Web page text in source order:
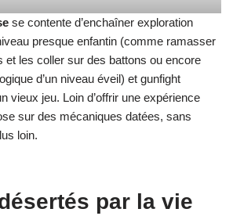
se contente d’enchaîner exploration
presque enfantin (comme ramasser
et les coller sur des battons ou encore
d’un niveau éveil) et gunfight
vieux jeu. Loin d’offrir une expérience
sur des mécaniques datées, sans
loin.
par la vie